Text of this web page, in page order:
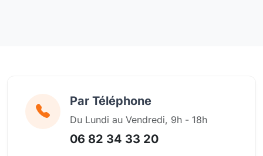
Par Téléphone
Du Lundi au Vendredi, 9h - 18h
06 82 34 33 20